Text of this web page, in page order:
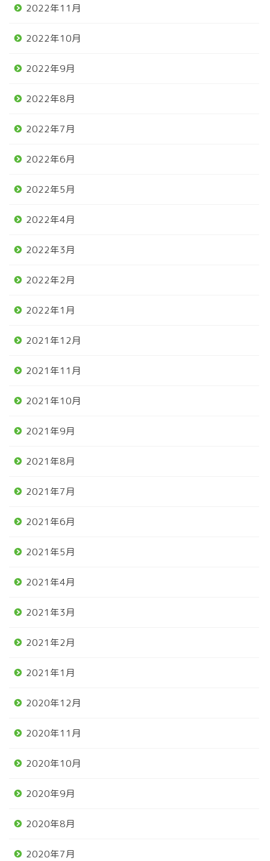
2022年11月
2022年10月
2022年9月
2022年8月
2022年7月
2022年6月
2022年5月
2022年4月
2022年3月
2022年2月
2022年1月
2021年12月
2021年11月
2021年10月
2021年9月
2021年8月
2021年7月
2021年6月
2021年5月
2021年4月
2021年3月
2021年2月
2021年1月
2020年12月
2020年11月
2020年10月
2020年9月
2020年8月
2020年7月